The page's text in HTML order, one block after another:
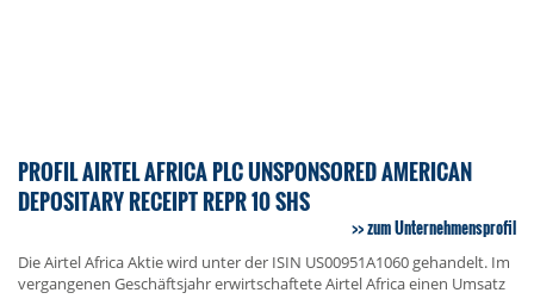
PROFIL AIRTEL AFRICA PLC UNSPONSORED AMERICAN
DEPOSITARY RECEIPT REPR 10 SHS
zum Unternehmensprofil
Die Airtel Africa Aktie wird unter der ISIN US00951A1060 gehandelt. Im
vergangenen Geschäftsjahr erwirtschaftete Airtel Africa einen Umsatz